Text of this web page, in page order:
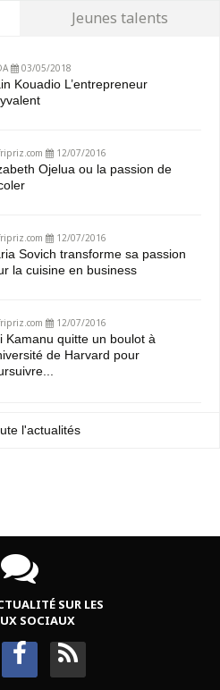
Jeunes talents
03/05/2018
Kouadio L’entrepreneur
12/07/2016
Ojelua ou la passion de
12/07/2016
Sovich transforme sa passion
la cuisine en business
12/07/2016
Kamanu quitte un boulot à
de Harvard pour
l'actualités
SUR LES
SOCIAUX